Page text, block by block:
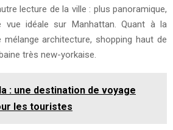
lecture de la ville : plus panoramique,
vue idéale sur Manhattan. Quant à la
mélange architecture, shopping haut de
très new-yorkaise.
: une destination de voyage
les touristes